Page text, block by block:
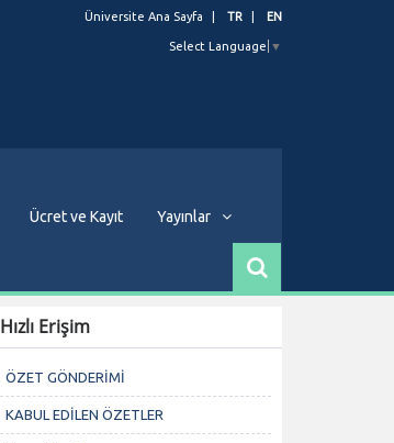
Üniversite Ana Sayfa TR EN
Select Language ▼
Ücret ve Kayıt Yayınlar
Hızlı Erişim
ÖZET GÖNDERİMİ
KABUL EDİLEN ÖZETLER